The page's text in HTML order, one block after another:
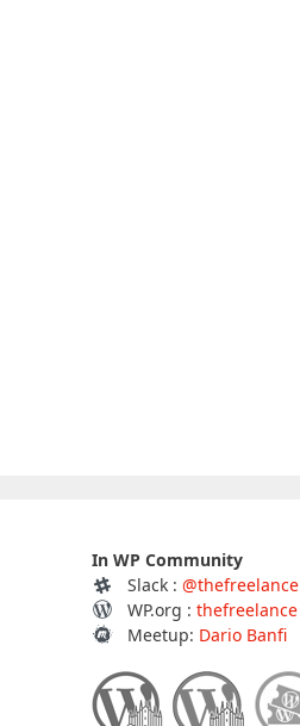
In WP Community
Slack :@thefreelance
WP.org :thefreelance
Meetup: Dario Banfi